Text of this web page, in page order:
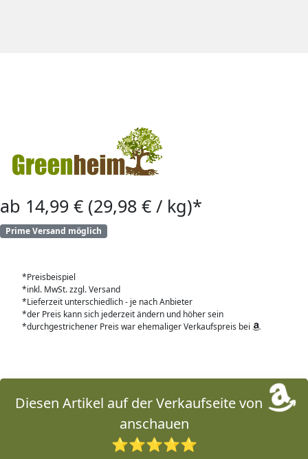
ab 14,99 € (29,98 € / kg)*
Prime Versand möglich
*Preisbeispiel
*inkl. MwSt. zzgl. Versand
*Lieferzeit unterschiedlich - je nach Anbieter
*der Preis kann sich jederzeit ändern und höher sein
*durchgestrichener Preis war ehemaliger Verkaufspreis bei
Diesen Artikel auf der Verkaufseite von
anschauen
⭐⭐⭐⭐⭐